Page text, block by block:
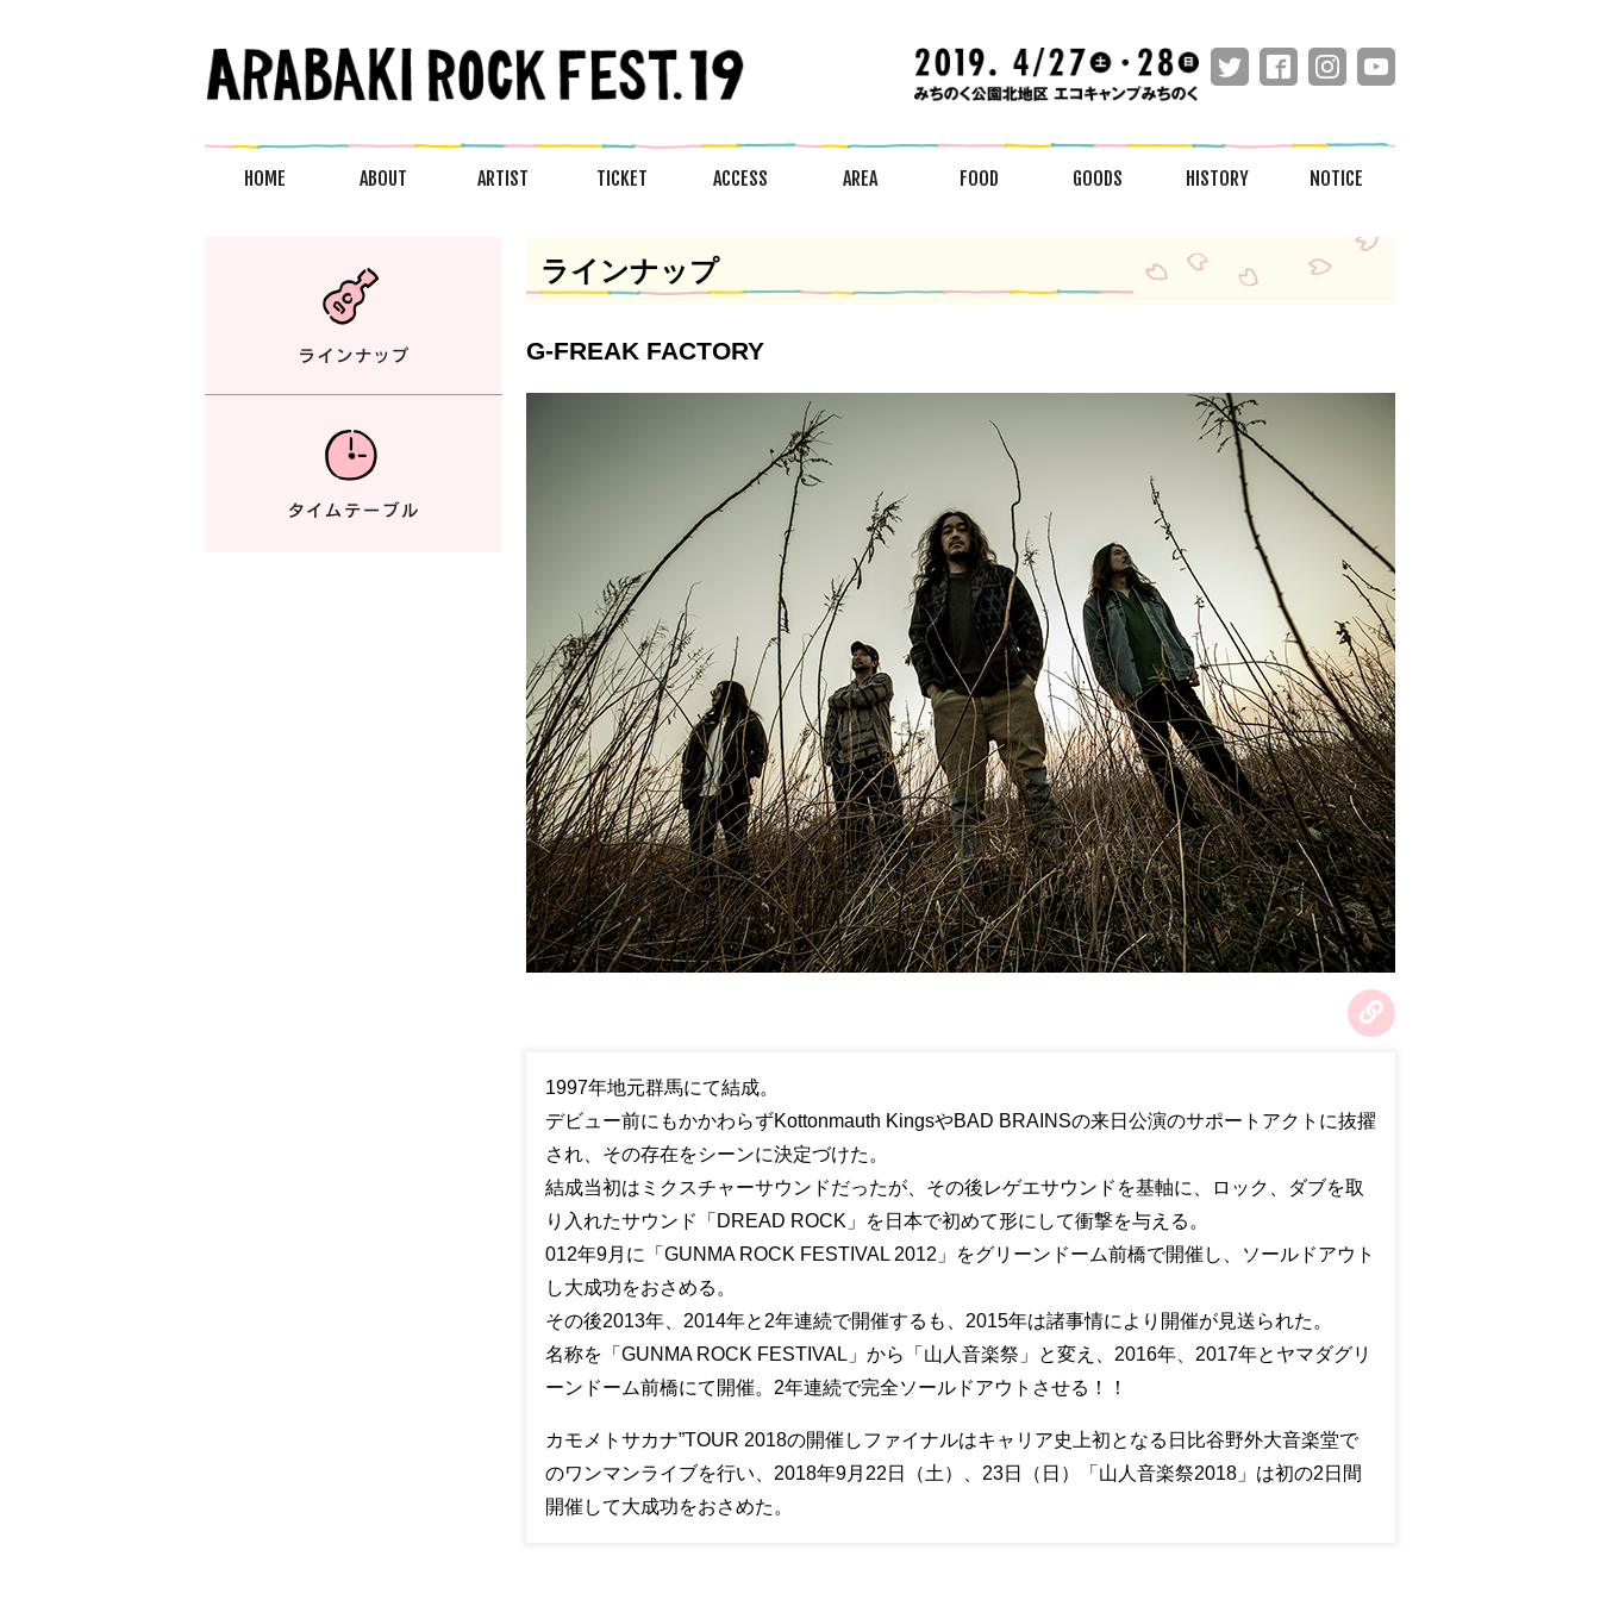
ラインナップ
G-FREAK FACTORY
1997年地元群馬にて結成。
デビュー前にもかかわらずKottonmauth KingsやBAD BRAINSの来日公演のサポートアクトに抜擢
され、その存在をシーンに決定づけた。
結成当初はミクスチャーサウンドだったが、その後レゲエサウンドを基軸に、ロック、ダブを取
り入れたサウンド「DREAD ROCK」を日本で初めて形にして衝撃を与える。
012年9月に「GUNMA ROCK FESTIVAL 2012」をグリーンドーム前橋で開催し、ソールドアウト
し大成功をおさめる。
その後2013年、2014年と2年連続で開催するも、2015年は諸事情により開催が見送られた。
名称を「GUNMA ROCK FESTIVAL」から「山人音楽祭」と変え、2016年、2017年とヤマダグリ
ーンドーム前橋にて開催。2年連続で完全ソールドアウトさせる！！
カモメトサカナ”TOUR 2018の開催しファイナルはキャリア史上初となる日比谷野外大音楽堂で
のワンマンライブを行い、2018年9月22日（土）、23日（日）「山人音楽祭2018」は初の2日間
開催して大成功をおさめた。
HOME ABOUT ARTIST TICKET ACCESS AREA FOOD GOODS HISTORY NOTICE